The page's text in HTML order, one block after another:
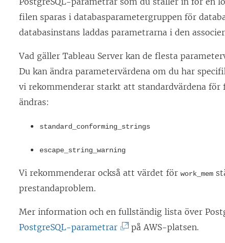
filen sparas i databasparametergruppen för
databasinstans laddas parametrarna i den
Vad gäller Tableau Server kan de flesta
Du kan ändra parametervärdena om du har
vi rekommenderar starkt att standardvärdena för
ändras:
standard_conforming_strings
escape_string_warning
Vi rekommenderar också att värdet förwork_mem
prestandaproblem.
Mer information och en fullständig lista över
PostgreSQL-parametrar(
på AWS-platsen.